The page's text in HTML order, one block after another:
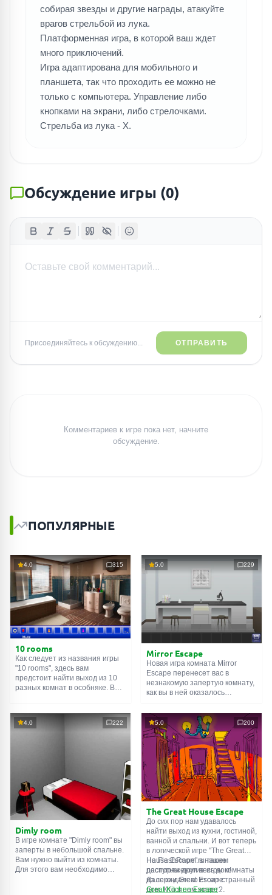
собирая звезды и другие награды, атакуйте
врагов стрельбой из лука.
Платформенная игра, в которой ваш ждет
много приключений.
Игра адаптирована для мобильного и
планшета, так что проходить ее можно не
только с компьютера. Управление либо
кнопками на экрани, либо стрелочками.
Стрельба из лука - Х.
Обсуждение игры (0)
Присоединяйтесь к обсуждению... ОТПРАВИТЬ
Комментариев к игре пока нет, начните
обсуждение.
ПОПУЛЯРНЫЕ
4.0 315
10 rooms
Как следует из названия игры
"10 rooms", здесь вам
предстоит найти выход из 10
разных комнат в особняке. В
их, чтобы выйти. Выход из
одной комнаты является
5.0 229
Mirror Escape
Новая игра комната Mirror
Escape перенесет вас в
незнакомую запертую комнату,
как вы в ней оказалось
смекалки попробуйте решить
все, приготовленные авторами
для вас, головоломки и найти
выход на свободу.
Внимательно осмотрите
помещение, возможно вы
сможете найти какие-нибудь
подсказки. Желаем удачи!
4.0 222
Dimly room
В игре комнате "Dimly room" вы
заперты в небольшой спальне.
Вам нужно выйти из комнаты.
Для этого вам необходимо
5.0 200
The Great House Escape
До сих пор нам удавалось
найти выход из кухни, гостиной,
ванной и спальни. И вот теперь
в логической игре "The Great
House Escape" в нашем
распоряжении весь дом!
Далеко-далеко стоит странный
дом. Кто в нем живет?
На FlashRoom.ru также
доступны другие игры комнаты
из серии Great Escape:
Great Kitchen Escape